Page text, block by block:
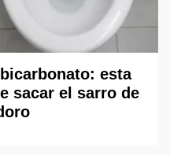
esta
sacar el sarro de